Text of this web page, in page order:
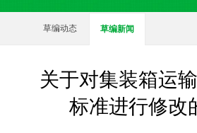
草编动态 草编新闻
关于对集装箱运
标准进行修改